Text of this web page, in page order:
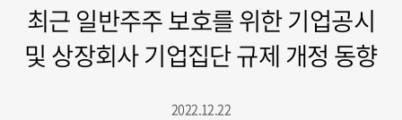
최근 일반주주 보호를 위한 기업공시
및 상장회사 기업집단 규제 개정 동향
2022.12.22